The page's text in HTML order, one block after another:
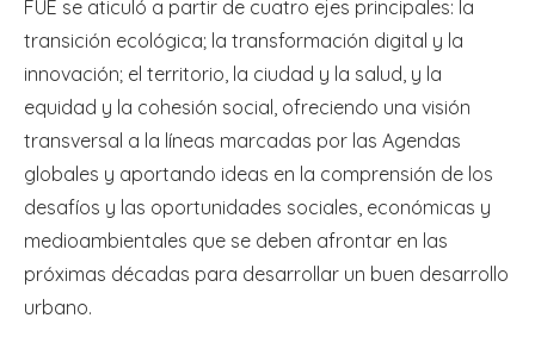
FUE se aticuló a partir de cuatro ejes principales: la
transición ecológica; la transformación digital y la
innovación; el territorio, la ciudad y la salud, y la
equidad y la cohesión social, ofreciendo una visión
transversal a la líneas marcadas por las Agendas
globales y aportando ideas en la comprensión de los
desafíos y las oportunidades sociales, económicas y
medioambientales que se deben afrontar en las
próximas décadas para desarrollar un buen desarrollo
urbano.